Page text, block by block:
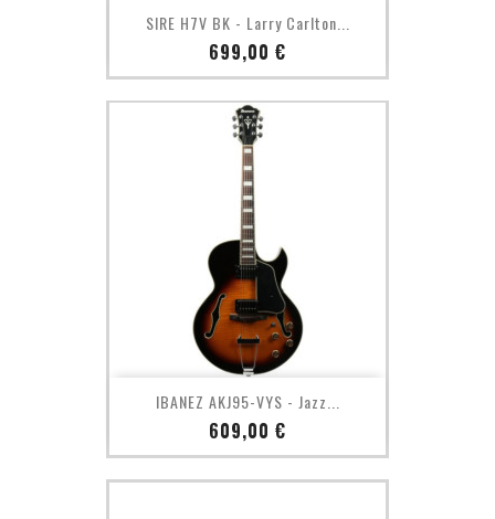
SIRE H7V BK - Larry Carlton...
Prix
699,00 €
IBANEZ AKJ95-VYS - Jazz...
Prix
609,00 €